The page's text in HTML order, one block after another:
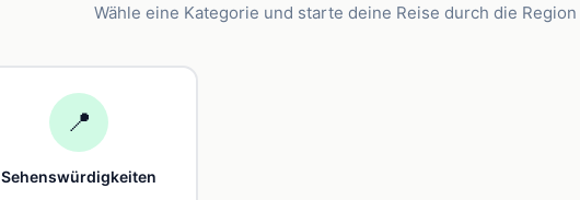
Wähle eine Kategorie und starte deine Reise durch die Region
📍
Sehenswürdigkeiten